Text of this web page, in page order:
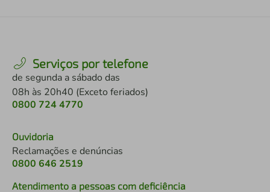
Serviços por telefone
de segunda a sábado das
08h às 20h40 (Exceto feriados)
0800 724 4770
Ouvidoria
Reclamações e denúncias
0800 646 2519
Atendimento a pessoas com deficiência